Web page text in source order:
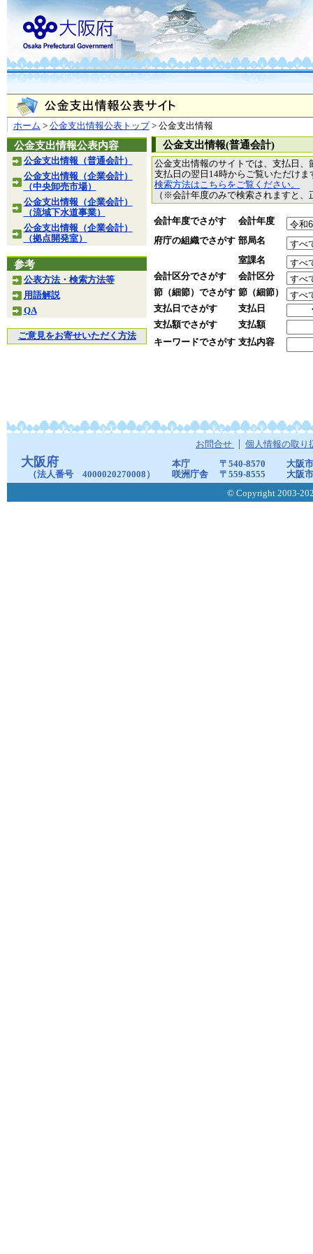
ホーム > 公金支出情報公表トップ> 公金支出情報
公金支出情報公表内容
公金支出情報（普通会計）
公金支出情報（企業会計）
（中央卸売市場）
公金支出情報（企業会計）
（流域下水道事業）
公金支出情報（企業会計）
（拠点開発室）
参考
公表方法・検索方法等
用語解説
QA
ご意見をお寄せいただく方法
公金支出情報(普通会計)
公金支出情報のサイトでは、支払日
支払日の翌日14時からご覧いただけ
検索方法はこちらをご覧ください。
（※会計年度のみで検索されますと
会計年度でさがす
会計年度
府庁の組織でさがす 部局名
室課名
会計区分でさがす
会計区分
節（細節）でさがす 節（細節）
支払日でさがす
支払日
支払額でさがす
支払額
キーワードでさがす 支払内容
お問合せ 個人情報の取り
大阪府
（法人番号 4000020270008）
本庁 〒540-8570
大阪
咲洲庁舎
〒559-8555
大阪
© Copyright 2003-